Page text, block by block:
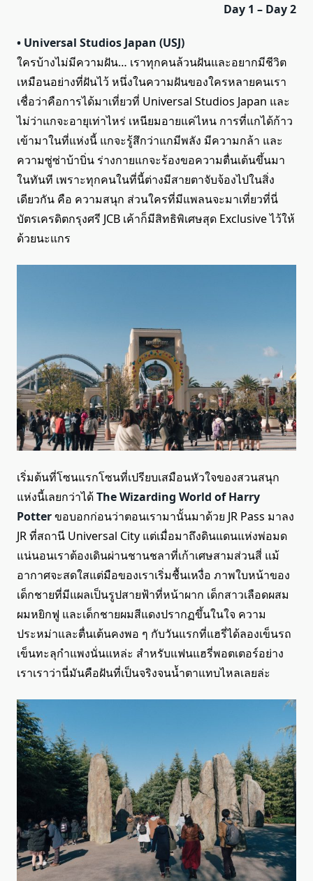
Day 1 – Day 2
• Universal Studios Japan (USJ)
ใครบ้างไม่มีความฝัน… เราทุกคนล้วนฝันและอยากมีชีวิต
เหมือนอย่างที่ฝันไว้ หนึ่งในความฝันของใครหลายคนเรา
เชื่อว่าคือการได้มาเที่ยวที่ Universal Studios Japan และ
ไม่ว่าแกจะอายุเท่าไหร่ เหนียมอายแค่ไหน การที่แกได้ก้าว
เข้ามาในที่แห่งนี้ แกจะรู้สึกว่าแกมีพลัง มีความกล้า และ
ความซู่ซ่าบ้าบิ่น ร่างกายแกจะร้องขอความตื่นเต้นขึ้นมา
ในทันที เพราะทุกคนในที่นี้ต่างมีสายตาจับจ้องไปในสิ่ง
เดียวกัน คือ ความสนุก ส่วนใครที่มีแพลนจะมาเที่ยวที่นี่
บัตรเครดิตกรุงศรี JCB เค้าก็มีสิทธิพิเศษสุด Exclusive ไว้ให้
ด้วยนะแกร
เริ่มต้นที่โซนแรกโซนที่เปรียบเสมือนหัวใจของสวนสนุก
แห่งนี้เลยกว่าได้The Wizarding World of Harry
Potterขอบอกก่อนว่าตอนเรามานั้นมาด้วย JR Pass มาลง
JR ที่สถานี Universal City แต่เมื่อมาถึงดินแดนแห่งพ่อมด
แน่นอนเราต้องเดินผ่านชานชลาที่เก้าเศษสามส่วนสี่ แม้
อากาศจะสดใสแต่มือของเราเริ่มชื้นเหงื่อ ภาพใบหน้าของ
เด็กชายที่มีแผลเป็นรูปสายฟ้าที่หน้าผาก เด็กสาวเลือดผสม
ผมหยิกฟู และเด็กชายผมสีแดงปรากฏขึ้นในใจ ความ
ประหม่าและตื่นเต้นคงพอ ๆ กับวันแรกที่แฮรี่ได้ลองเข็นรถ
เข็นทะลุกำแพงนั่นแหล่ะ สำหรับแฟนแฮรี่พอตเตอร์อย่าง
เราเราว่านี่มันคือฝันที่เป็นจริงจนน้ำตาแทบไหลเลยล่ะ